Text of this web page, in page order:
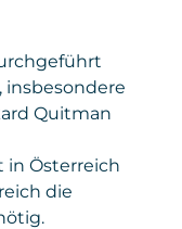
insbesondere
Quitman
in Österreich
die